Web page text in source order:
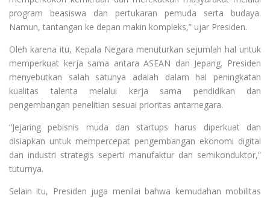
program beasiswa dan pertukaran pemuda serta budaya.
Namun, tantangan ke depan makin kompleks,” ujar Presiden.
Oleh karena itu, Kepala Negara menuturkan sejumlah hal untuk
memperkuat kerja sama antara ASEAN dan Jepang. Presiden
menyebutkan salah satunya adalah dalam hal peningkatan
kualitas talenta melalui kerja sama pendidikan dan
pengembangan penelitian sesuai prioritas antarnegara.
“Jejaring pebisnis muda dan startups harus diperkuat dan
disiapkan untuk mempercepat pengembangan ekonomi digital
dan industri strategis seperti manufaktur dan semikonduktor,”
tuturnya.
Selain itu, Presiden juga menilai bahwa kemudahan mobilitas